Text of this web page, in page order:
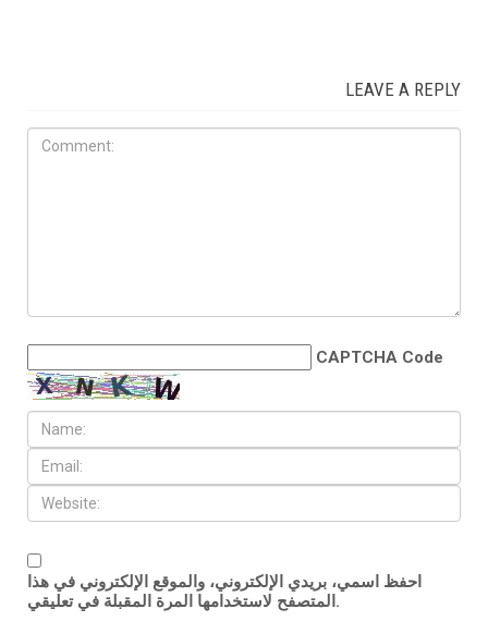
LEAVE A REPLY
CAPTCHA Code
احفظ اسمي، بريدي الإلكتروني، والموقع الإلكتروني في هذا
المتصفح لاستخدامها المرة المقبلة في تعليقي.